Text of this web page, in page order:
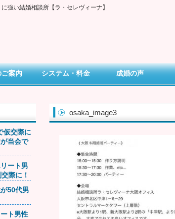
強い結婚相談所【ラ・セレヴィーナ】
案内 システム・料金 成婚の声
osaka_image3
仮交際に
当会で
ート男
際に！
50代男
ト男性